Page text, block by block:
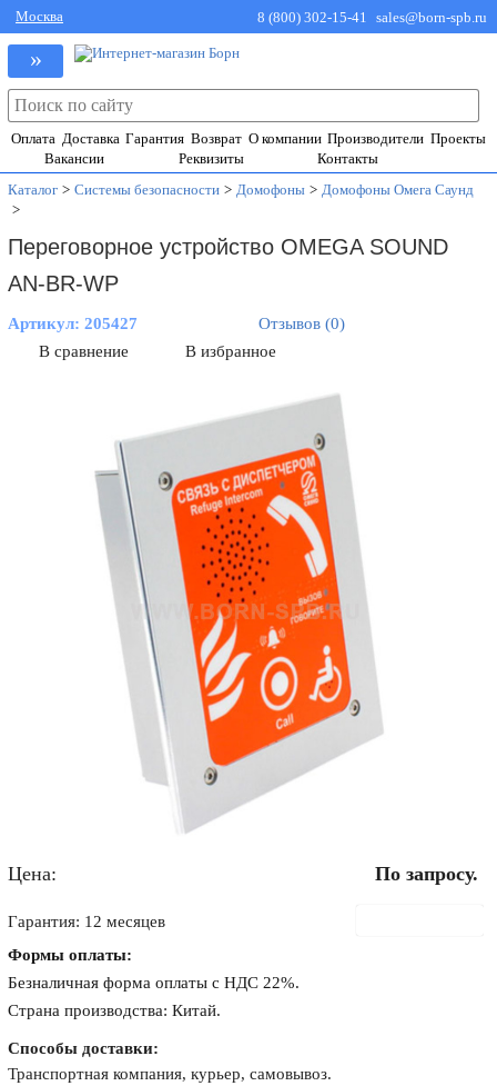
Москва 8 (800) 302-15-41 sales@born-spb.ru
»
Оплата Доставка Гарантия Возврат О компании Производители Проекты
Вакансии
Реквизиты
Контакты
Каталог > Системы безопасности > Домофоны > Домофоны Омега Саунд
>
Переговорное устройство OMEGA SOUND
AN-BR-WP
Артикул:205427
Отзывов (0)
В сравнение
В избранное
Цена: По запросу.
Гарантия: 12 месяцев
Формы оплаты:
Безналичная форма оплаты с НДС 22%.
Страна производства: Китай.
Способы доставки:
Транспортная компания, курьер, самовывоз.